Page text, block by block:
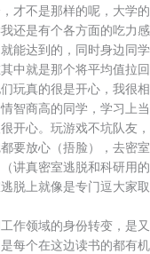
才不是那样的呢，大学
还是有个各方面的吃力
能达到的，同时身边同
中就是那个将平均值拉
玩真的很是开心，我很
智商高的同学，学习上
开心。玩游戏不坑队友
要放心（捂脸），去密
讲真密室逃脱和科研用
脱上就像是专门逗大家取
作领域的身份转变，是
每个在这边读书的都有